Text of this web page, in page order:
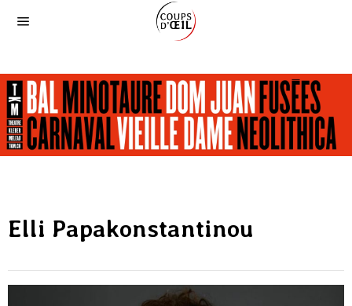
Elli Papakonstantinou